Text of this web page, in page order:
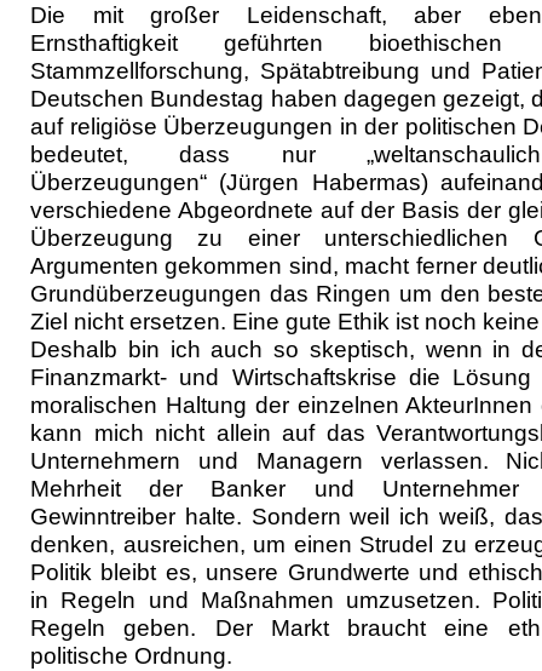
Die mit großer Leidenschaft, aber
Ernsthaftigkeit geführten
Stammzellforschung, Spätabtreibung und
Deutschen Bundestag haben dagegen gezeigt,
auf religiöse Überzeugungen in der politischen
bedeutet, dass nur
Überzeugungen“ (Jürgen Habermas)
verschiedene Abgeordnete auf der Basis der
Überzeugung zu einer unterschiedlichen
Argumenten gekommen sind, macht ferner
Grundüberzeugungen das Ringen um den
Ziel nicht ersetzen. Eine gute Ethik ist noch
Deshalb bin ich auch so skeptisch, wenn in
Finanzmarkt- und Wirtschaftskrise die
moralischen Haltung der einzelnen
kann mich nicht allein auf das
Unternehmern und Managern verlassen.
Mehrheit der Banker und Unternehmer
Gewinntreiber halte. Sondern weil ich weiß,
denken, ausreichen, um einen Strudel zu
Politik bleibt es, unsere Grundwerte und
in Regeln und Maßnahmen umzusetzen.
Regeln geben. Der Markt braucht eine
politische Ordnung.